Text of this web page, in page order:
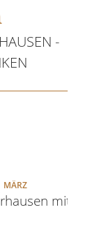
-
MÄRZ
mit Wein.